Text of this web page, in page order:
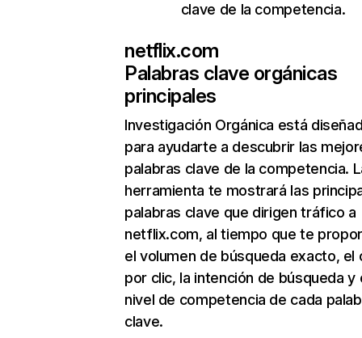
clave de la competencia.
netflix.com
Palabras clave orgánicas
principales
Investigación Orgánica está
para ayudarte a descubrir las
palabras clave de la competencia.
herramienta te mostrará las
palabras clave que dirigen tráfico a
netflix.com, al tiempo que te
el volumen de búsqueda exacto, el
por clic, la intención de búsqueda y
nivel de competencia de cada
clave.